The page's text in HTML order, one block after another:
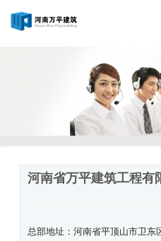
河南省万平建筑工程有
总部地址：河南省平顶山市卫东